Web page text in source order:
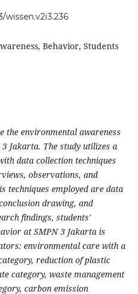
wissen.v2i3.236
Behavior, Students
the environmental awareness
Jakarta. The study utilizes a
data collection techniques
observations, and
techniques employed are data
drawing, and
findings, students'
at SMPN 3 Jakarta is
environmental care with a
reduction of plastic
category, waste management
carbon emission